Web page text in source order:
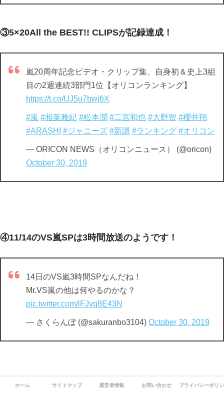
③5×20All the BEST!! CLIPSが記録達成！
嵐20周年記念ビデオ・クリップ集、自身初＆史上3組
目の2週連続3部門1位【オリコンランキング】
https://t.co/UJ5u7bwj6X
#嵐 #相葉雅紀 #松本潤 #二宮和也 #大野智 #櫻井翔
#ARASHI
#ジャニーズ #新譜 #ランキング #オリコン
— ORICON NEWS（オリコンニュース） (@oricon)
October 30, 2019
④11/14のVS嵐SPは3時間放送のようです！
14日のVS嵐3時間SPなんだね！
Mr.VS嵐の他は何やるのかな？
pic.twitter.com/lFJvq8E43N
— さくらんぼ (@sakuranbo3104) October 30, 2019
ホーム サイトマップ 運営者情報 お問い合わせ プライバシーポリ